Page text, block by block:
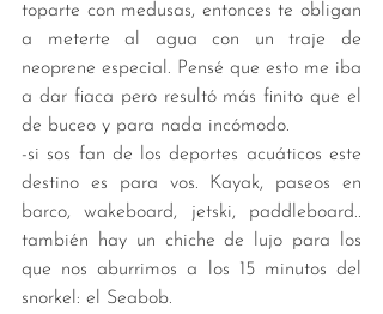
toparte con medusas, entonces te obligan
a meterte al agua con un traje de
neoprene especial. Pensé que esto me iba
a dar fiaca pero resultó más finito que el
de buceo y para nada incómodo.
-si sos fan de los deportes acuáticos este
destino es para vos. Kayak, paseos en
barco, wakeboard, jetski, paddleboard..
también hay un chiche de lujo para los
que nos aburrimos a los 15 minutos del
snorkel: el Seabob.